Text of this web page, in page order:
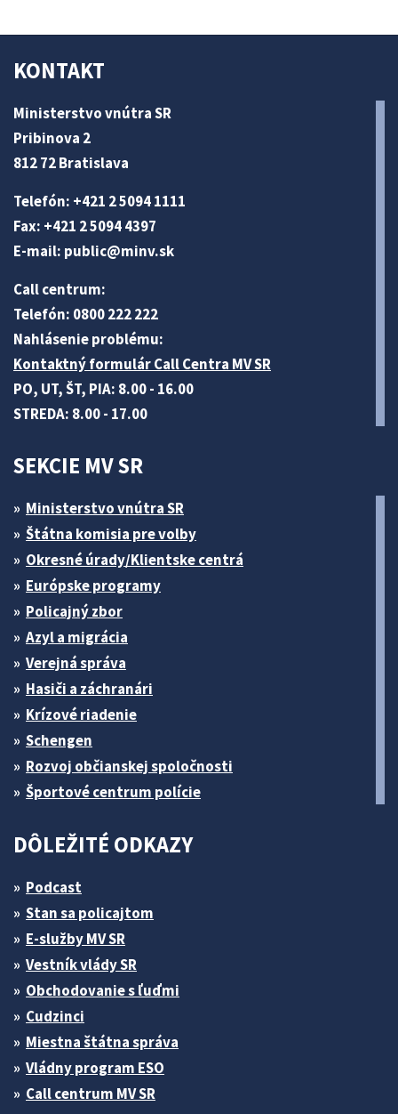
KONTAKT
Ministerstvo vnútra SR
Pribinova 2
812 72 Bratislava
Telefón: +421 2 5094 1111
Fax: +421 2 5094 4397
E-mail: public@minv.sk
Call centrum:
Telefón: 0800 222 222
Nahlásenie problému:
Kontaktný formulár Call Centra MV SR
PO, UT, ŠT, PIA: 8.00 - 16.00
STREDA: 8.00 - 17.00
SEKCIE MV SR
Ministerstvo vnútra SR
Štátna komisia pre volby
Okresné úrady/Klientske centrá
Európske programy
Policajný zbor
Azyl a migrácia
Verejná správa
Hasiči a záchranári
Krízové riadenie
Schengen
Rozvoj občianskej spoločnosti
Športové centrum polície
DÔLEŽITÉ ODKAZY
Podcast
Stan sa policajtom
E-služby MV SR
Vestník vlády SR
Obchodovanie s ľuďmi
Cudzinci
Miestna štátna správa
Vládny program ESO
Call centrum MV SR